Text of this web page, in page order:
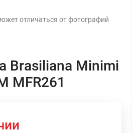
отличаться от фотографий
Brasiliana Minimi
MFR261